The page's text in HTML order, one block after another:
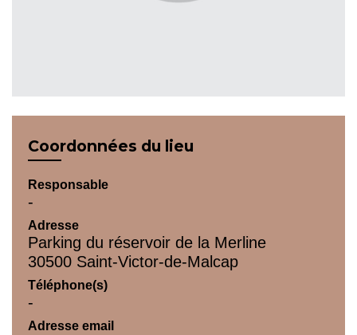
Coordonnées du lieu
Responsable
-
Adresse
Parking du réservoir de la Merline
30500 Saint-Victor-de-Malcap
Téléphone(s)
-
Adresse email